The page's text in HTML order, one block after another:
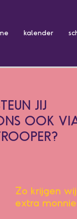
JIJ
OOK
Zo krijgen wij
extra
kalender